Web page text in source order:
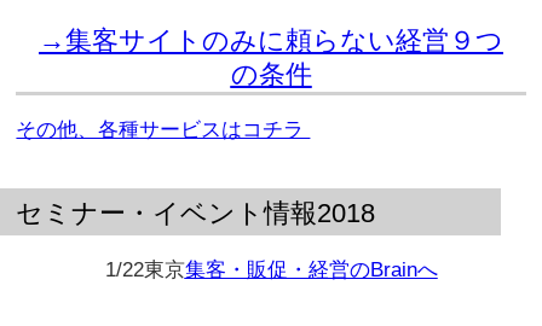
→集客サイトのみに頼らない経営９つ
の条件
その他、各種サービスはコチラ
セミナー・イベント情報2018
1/22東京集客・販促・経営のBrainへ